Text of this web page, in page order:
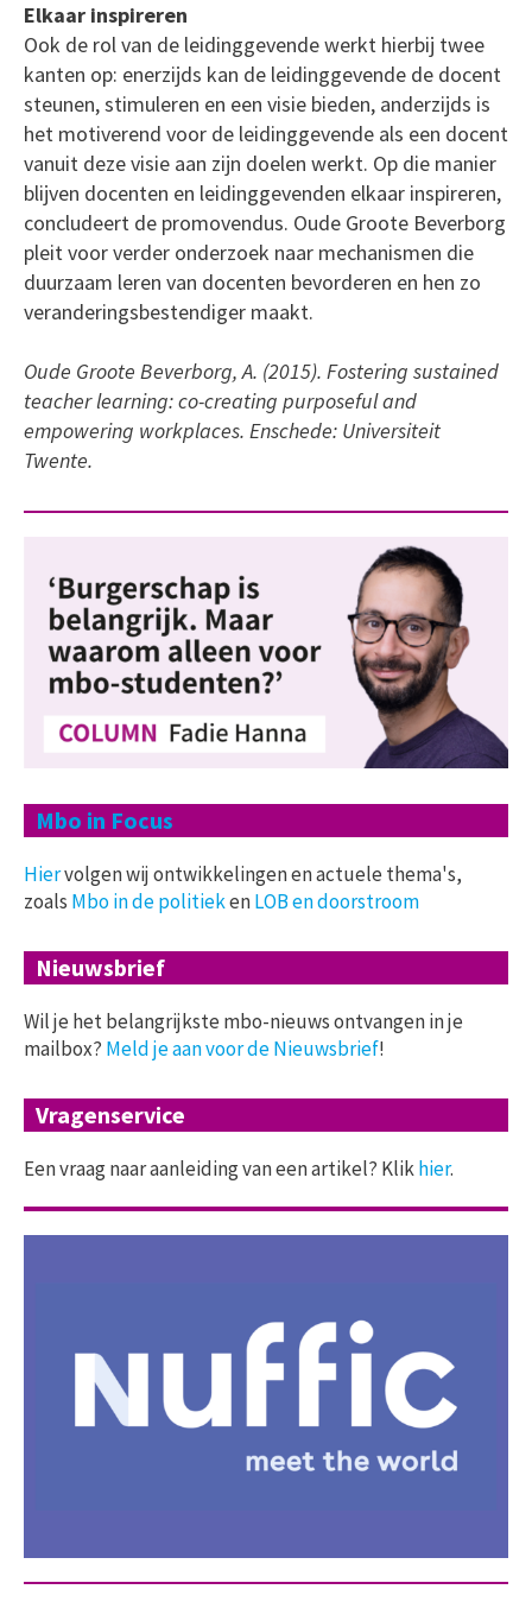
Elkaar inspireren
Ook de rol van de leidinggevende werkt hierbij twee
kanten op: enerzijds kan de leidinggevende de docent
steunen, stimuleren en een visie bieden, anderzijds is
het motiverend voor de leidinggevende als een docent
vanuit deze visie aan zijn doelen werkt. Op die manier
blijven docenten en leidinggevenden elkaar inspireren,
concludeert de promovendus. Oude Groote Beverborg
pleit voor verder onderzoek naar mechanismen die
duurzaam leren van docenten bevorderen en hen zo
veranderingsbestendiger maakt.
Oude Groote Beverborg, A. (2015). Fostering sustained
teacher learning: co-creating purposeful and
empowering workplaces. Enschede: Universiteit
Twente.
Mbo in Focus
Hiervolgen wij ontwikkelingen en actuele thema's,
zoals Mbo in de politiekenLOB en doorstroom
Nieuwsbrief
Wil je het belangrijkste mbo-nieuws ontvangen in je
mailbox? Meld je aan voor de Nieuwsbrief!
Vragenservice
Een vraag naar aanleiding van een artikel? Klikhier.